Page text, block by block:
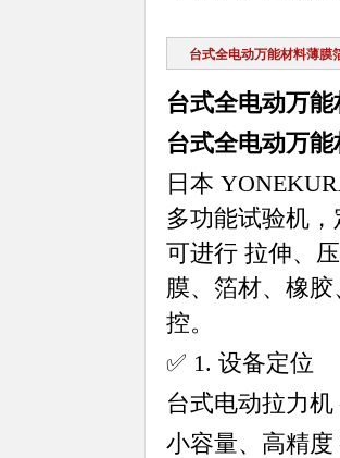
台式全电动万能材料薄膜
台式全电动万
台式全电动万
日本
多功能试验机
可进行 拉伸、
膜、箔材、橡
控。
✅ 1. 设备定位
台式电动拉力
小容量、高精